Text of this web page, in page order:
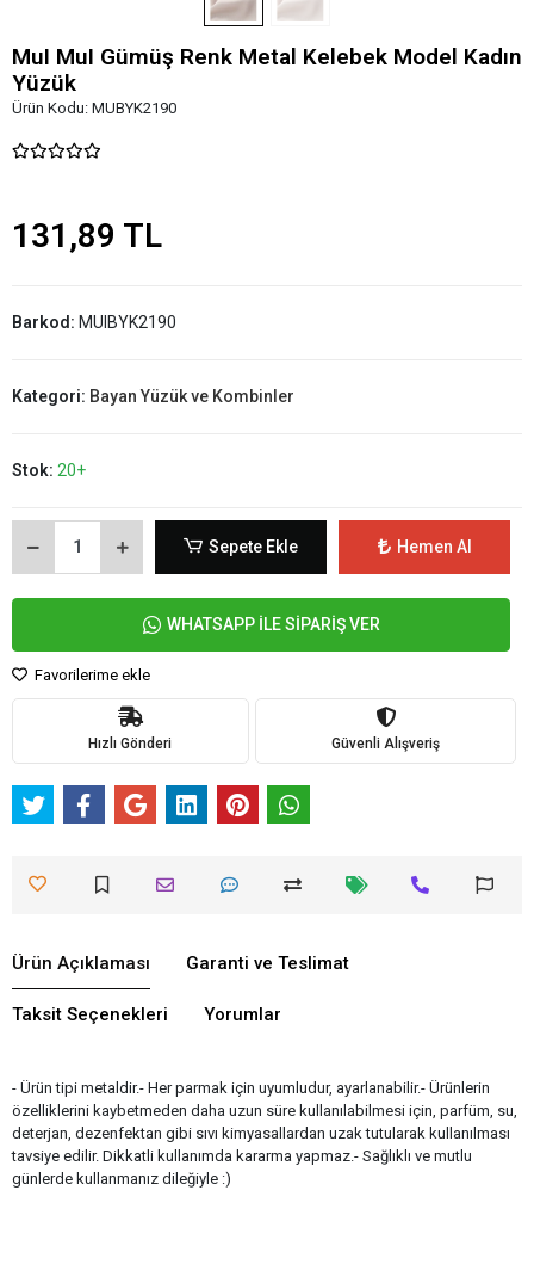
MuI MuI Gümüş Renk Metal Kelebek Model Kadın
Yüzük
Ürün Kodu: MUBYK2190
131,89 TL
Barkod: MUIBYK2190
Kategori: Bayan Yüzük ve Kombinler
Stok: 20+
Sepete Ekle Hemen Al
WHATSAPP İLE SİPARİŞ VER
Favorilerime ekle
Hızlı Gönderi Güvenli Alışveriş
Ürün Açıklaması Garanti ve Teslimat
Taksit Seçenekleri Yorumlar
- Ürün tipi metaldir.- Her parmak için uyumludur, ayarlanabilir.- Ürünlerin
özelliklerini kaybetmeden daha uzun süre kullanılabilmesi için, parfüm, su,
deterjan, dezenfektan gibi sıvı kimyasallardan uzak tutularak kullanılması
tavsiye edilir. Dikkatli kullanımda kararma yapmaz.- Sağlıklı ve mutlu
günlerde kullanmanız dileğiyle :)